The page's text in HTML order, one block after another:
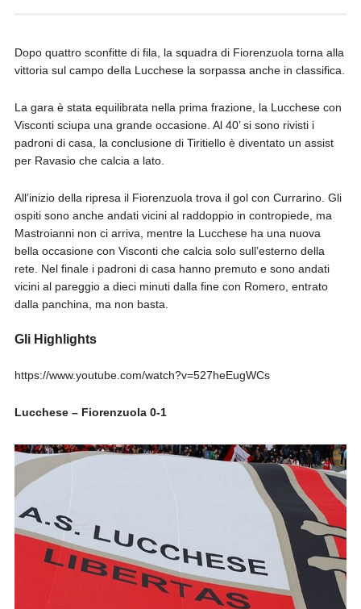
Dopo quattro sconfitte di fila, la squadra di Fiorenzuola torna alla
vittoria sul campo della Lucchese la sorpassa anche in classifica.
La gara è stata equilibrata nella prima frazione, la Lucchese con
Visconti sciupa una grande occasione. Al 40’ si sono rivisti i
padroni di casa, la conclusione di Tiritiello è diventato un assist
per Ravasio che calcia a lato.
All’inizio della ripresa il Fiorenzuola trova il gol con Currarino. Gli
ospiti sono anche andati vicini al raddoppio in contropiede, ma
Mastroianni non ci arriva, mentre la Lucchese ha una nuova
bella occasione con Visconti che calcia solo sull’esterno della
rete. Nel finale i padroni di casa hanno premuto e sono andati
vicini al pareggio a dieci minuti dalla fine con Romero, entrato
dalla panchina, ma non basta.
Gli Highlights
https://www.youtube.com/watch?v=527heEugWCs
Lucchese – Fiorenzuola 0-1